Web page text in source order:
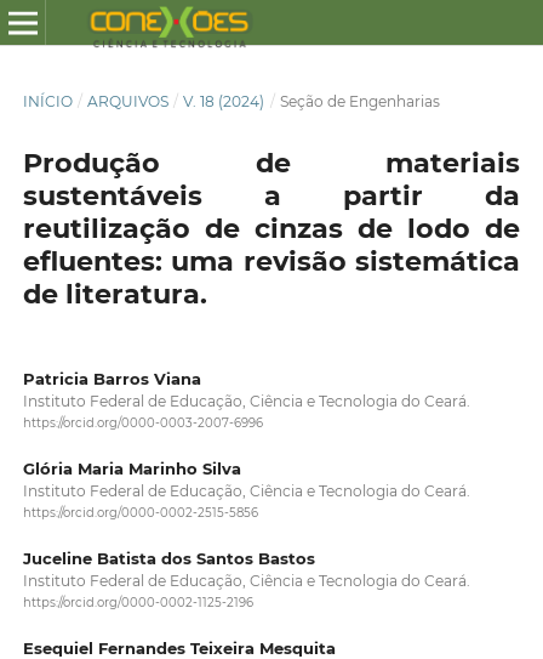
INÍCIO / ARQUIVOS / V. 18 (2024) / Seção de Engenharias
Produção de materiais
sustentáveis a partir da
reutilização de cinzas de lodo de
efluentes: uma revisão sistemática
de literatura.
Patricia Barros Viana
Instituto Federal de Educação, Ciência e Tecnologia do Ceará.
https://orcid.org/0000-0003-2007-6996
Glória Maria Marinho Silva
Instituto Federal de Educação, Ciência e Tecnologia do Ceará.
https://orcid.org/0000-0002-2515-5856
Juceline Batista dos Santos Bastos
Instituto Federal de Educação, Ciência e Tecnologia do Ceará.
https://orcid.org/0000-0002-1125-2196
Esequiel Fernandes Teixeira Mesquita